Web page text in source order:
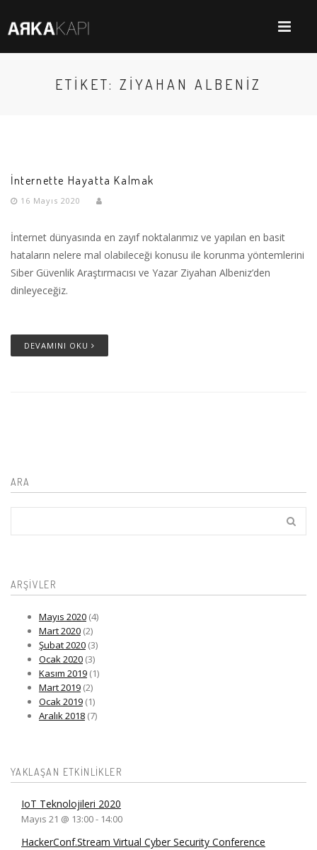
ETIKET: ZIYAHAN ALBENIZ
İnternette Hayatta Kalmak
16 Mayıs 2020
İnternet dünyasında en zayıf noktalarımız ve yapılan en basit
hataların nelere mal olabileceği konusu ile korunma yöntemlerini
Siber Güvenlik Araştırmacısı ve Yazar Ziyahan Albeniz’den
dinleyeceğiz.
DEVAMINI OKU
ARA
ARŞIVLER
Mayıs 2020 (4)
Mart 2020 (2)
Şubat 2020 (3)
Ocak 2020 (3)
Kasım 2019 (1)
Mart 2019 (2)
Ocak 2019 (1)
Aralık 2018 (7)
YAKLAŞAN ETKINLIKLER
IoT Teknolojileri 2020
Mayıs 21 @ 13:00- 14:00
HackerConf.Stream Virtual Cyber Security Conference